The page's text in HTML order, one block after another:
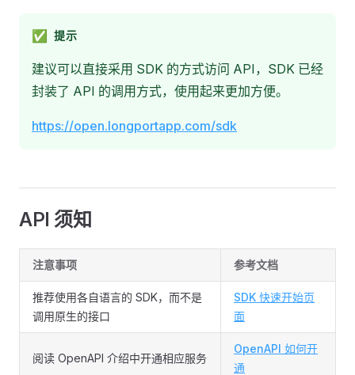
✅ 提示
建议可以直接采用 SDK 的方式访问 API，SDK 已经
封装了 API 的调用方式，使用起来更加方便。
https://open.longportapp.com/sdk
API 须知
注意事项 参考文档
推荐使用各自语言的 SDK，而不是
调用原生的接口
SDK 快速开始页
面
阅读 OpenAPI 介绍中开通相应服务
OpenAPI 如何开
通